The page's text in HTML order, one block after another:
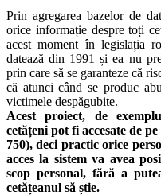
Prin agregarea bazelor de
orice informație despre toți
acest moment în legislația
datează din 1991 și ea nu
prin care să se garanteze că
că atunci când se produc
victimele despăgubite.
Acest proiect, de
cetățeni pot fi accesate de
750), deci practic orice
acces la sistem va avea
scop personal, fără a
cetățeanul să știe.